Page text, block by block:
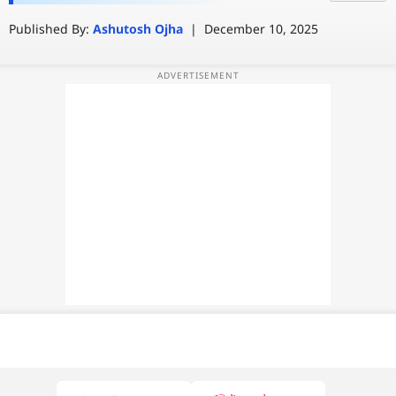
वेब स्टोरी
दें नहीं तो हो सकता है खतरा
Published By: Ashutosh Ojha | December 10, 2025